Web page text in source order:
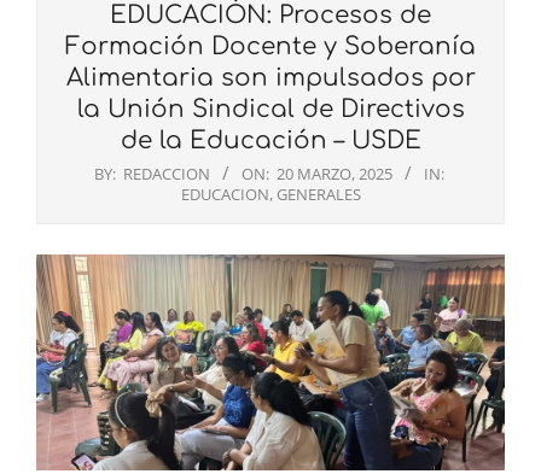
EDUCACIÓN: Procesos de
Formación Docente y Soberanía
Alimentaria son impulsados por
la Unión Sindical de Directivos
de la Educación – USDE
BY: REDACCION ON: 20 MARZO, 2025
IN:
EDUCACION, GENERALES